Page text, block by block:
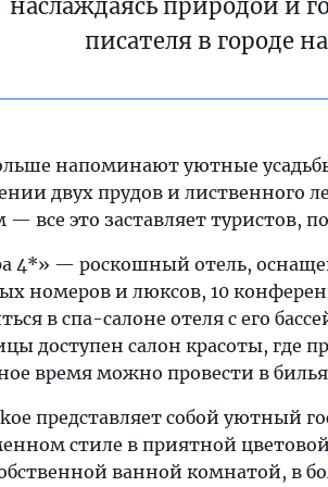
наслаждаясь природой и
писателя в городе
напоминают уютные
двух прудов и лиственного
это заставляет туристов,
4*» — роскошный отель,
номеров и люксов, 10
в спа-салоне отеля с его
доступен салон красоты, где
время можно провести в
представляет собой уютный
стиле в приятной
ванной комнатой, в